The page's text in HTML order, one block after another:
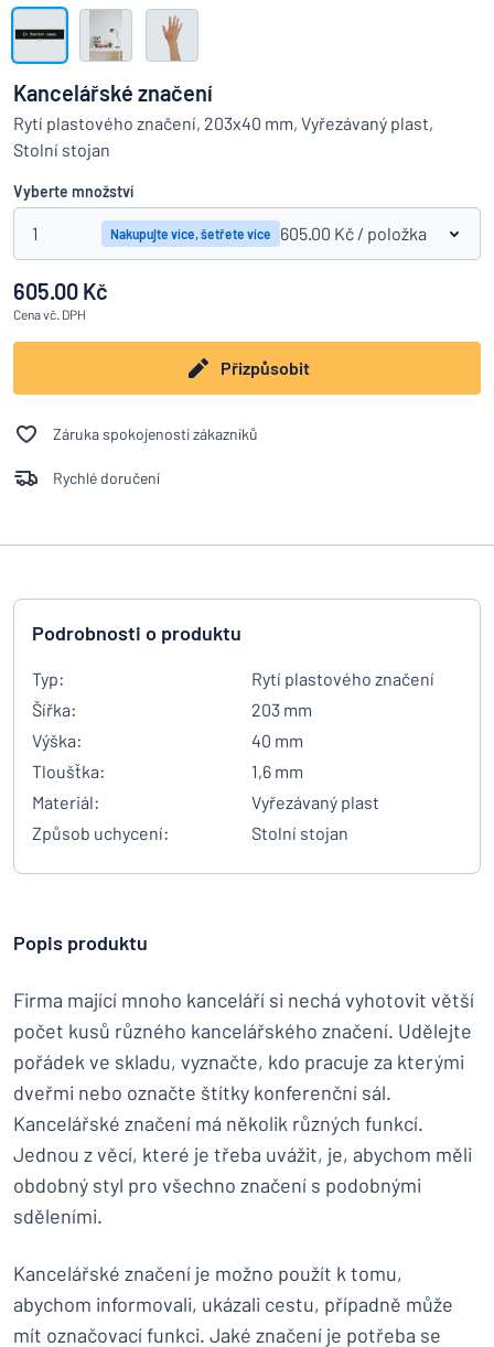
Nenacházíte, co hledáte? Začněte navrhovat
Zobrazit všechny kategorie
Vyžádat
nabídku
Přihlášení
Služby
zákazníkům
Jednotlivec / Podnik
Kancelářské značení
Rytí plastového značení, 203x40 mm, Vyřezávaný plast,
Stolní stojan
Vyberte množství
1 Nakupujte více, šetřete více 605.00 Kč / položka
605.00 Kč
Cenavč. DPH
Přizpůsobit
Záruka spokojenosti zákazníků
Rychlé doručení
Podrobnosti o produktu
Typ:
Rytí plastového značení
Šířka:
203 mm
Výška:
40 mm
Tloušťka:
1,6 mm
Materiál:
Vyřezávaný plast
Způsob uchycení:
Stolní stojan
Popis produktu
Firma mající mnoho kanceláří si nechá vyhotovit větší
počet kusů různého kancelářského značení. Udělejte
pořádek ve skladu, vyznačte, kdo pracuje za kterými
dveřmi nebo označte štítky konferenční sál.
Kancelářské značení má několik různých funkcí.
Jednou z věcí, které je třeba uvážit, je, abychom měli
obdobný styl pro všechno značení s podobnými
sděleními.
Kancelářské značení je možno použít k tomu,
abychom informovali, ukázali cestu, případně může
mít označovací funkci. Jaké značení je potřeba se